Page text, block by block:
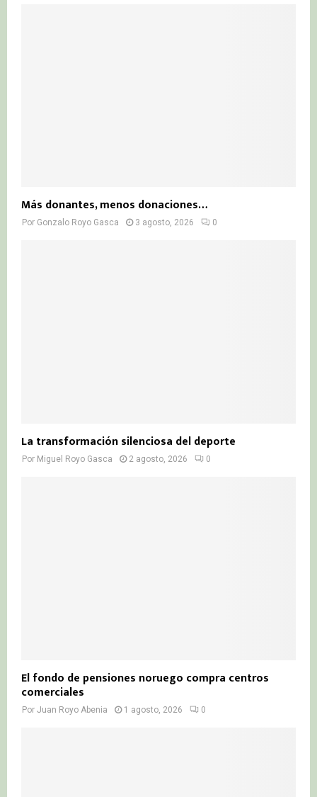
Más donantes, menos donaciones…
Por Gonzalo Royo Gasca 3 agosto, 2026 0
La transformación silenciosa del deporte
Por Miguel Royo Gasca 2 agosto, 2026 0
El fondo de pensiones noruego compra centros
comerciales
Por Juan Royo Abenia 1 agosto, 2026 0